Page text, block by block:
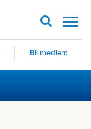
Bli medlem